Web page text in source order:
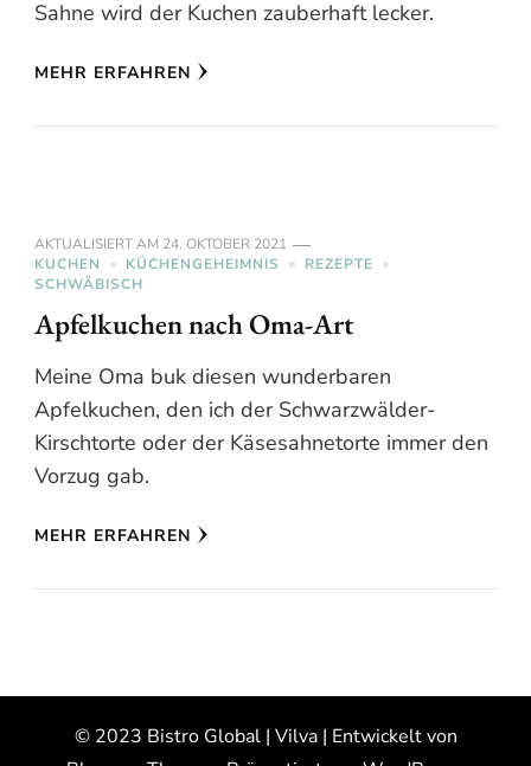
Sahne wird der Kuchen zauberhaft lecker.
MEHR ERFAHREN
AKTUALISIERT AM 24. OKTOBER 2021
KUCHEN
KÜCHENGEHEIMNIS
REZEPTE
SCHWÄBISCH
Apfelkuchen nach Oma-Art
Meine Oma buk diesen wunderbaren
Apfelkuchen, den ich der Schwarzwälder-
Kirschtorte oder der Käsesahnetorte immer den
Vorzug gab.
MEHR ERFAHREN
© 2023 Bistro Global | Vilva | Entwickelt von